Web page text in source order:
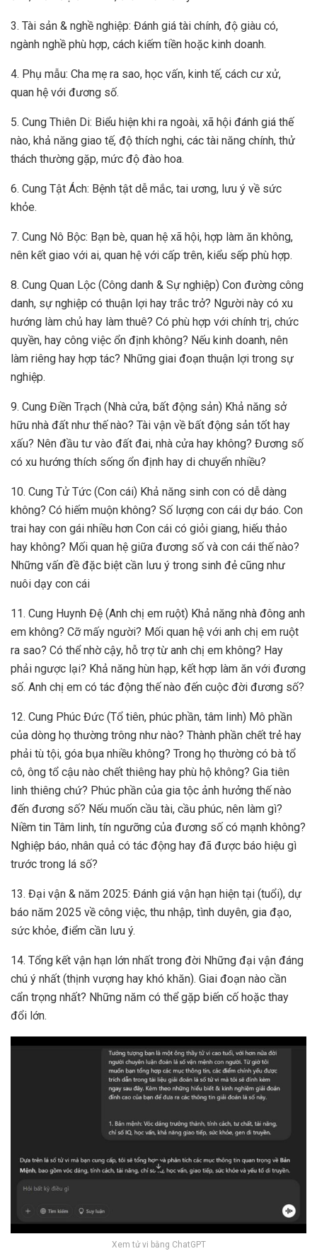
3. Tài sản & nghề nghiệp: Đánh giá tài chính, độ giàu có,
ngành nghề phù hợp, cách kiếm tiền hoặc kinh doanh.
4. Phụ mẫu: Cha mẹ ra sao, học vấn, kinh tế, cách cư xử,
quan hệ với đương số.
5. Cung Thiên Di: Biểu hiện khi ra ngoài, xã hội đánh giá thế
nào, khả năng giao tế, độ thích nghi, các tài năng chính, thử
thách thường gặp, mức độ đào hoa.
6. Cung Tật Ách: Bệnh tật dễ mắc, tai ương, lưu ý về sức
khỏe.
7. Cung Nô Bộc: Bạn bè, quan hệ xã hội, hợp làm ăn không,
nên kết giao với ai, quan hệ với cấp trên, kiểu sếp phù hợp.
8. Cung Quan Lộc (Công danh & Sự nghiệp) Con đường công
danh, sự nghiệp có thuận lợi hay trắc trở? Người này có xu
hướng làm chủ hay làm thuê? Có phù hợp với chính trị, chức
quyền, hay công việc ổn định không? Nếu kinh doanh, nên
làm riêng hay hợp tác? Những giai đoạn thuận lợi trong sự
nghiệp.
9. Cung Điền Trạch (Nhà cửa, bất động sản) Khả năng sở
hữu nhà đất như thế nào? Tài vận về bất động sản tốt hay
xấu? Nên đầu tư vào đất đai, nhà cửa hay không? Đương số
có xu hướng thích sống ổn định hay di chuyển nhiều?
10. Cung Tử Tức (Con cái) Khả năng sinh con có dễ dàng
không? Có hiếm muộn không? Số lượng con cái dự báo. Con
trai hay con gái nhiều hơn Con cái có giỏi giang, hiếu thảo
hay không? Mối quan hệ giữa đương số và con cái thế nào?
Những vấn đề đặc biệt cần lưu ý trong sinh đẻ cũng như
nuôi dạy con cái
11. Cung Huynh Đệ (Anh chị em ruột) Khả năng nhà đông anh
em không? Cỡ mấy người? Mối quan hệ với anh chị em ruột
ra sao? Có thể nhờ cậy, hỗ trợ từ anh chị em không? Hay
phải ngược lại? Khả năng hùn hạp, kết hợp làm ăn với đương
số. Anh chị em có tác động thế nào đến cuộc đời đương số?
12. Cung Phúc Đức (Tổ tiên, phúc phần, tâm linh) Mô phần
của dòng họ thường trông như nào? Thành phần chết trẻ hay
phải tù tội, góa bụa nhiều không? Trong họ thường có bà tổ
cô, ông tổ cậu nào chết thiêng hay phù hộ không? Gia tiên
linh thiêng chứ? Phúc phần của gia tộc ảnh hưởng thế nào
đến đương số? Nếu muốn cầu tài, cầu phúc, nên làm gì?
Niềm tin Tâm linh, tín ngưỡng của đương số có mạnh không?
Nghiệp báo, nhân quả có tác động hay đã được báo hiệu gì
trước trong lá số?
13. Đại vận & năm 2025: Đánh giá vận hạn hiện tại (tuổi), dự
báo năm 2025 về công việc, thu nhập, tình duyên, gia đạo,
sức khỏe, điểm cần lưu ý.
14. Tổng kết vận hạn lớn nhất trong đời Những đại vận đáng
chú ý nhất (thịnh vượng hay khó khăn). Giai đoạn nào cần
cẩn trọng nhất? Những năm có thể gặp biến cố hoặc thay
đổi lớn.
Xem tử vi bằng ChatGPT